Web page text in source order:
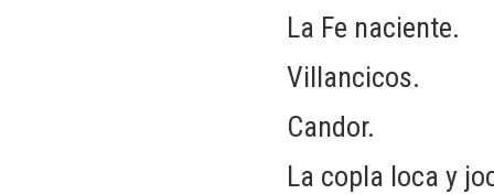
La Fe naciente.
Villancicos.
Candor.
La copla loca y